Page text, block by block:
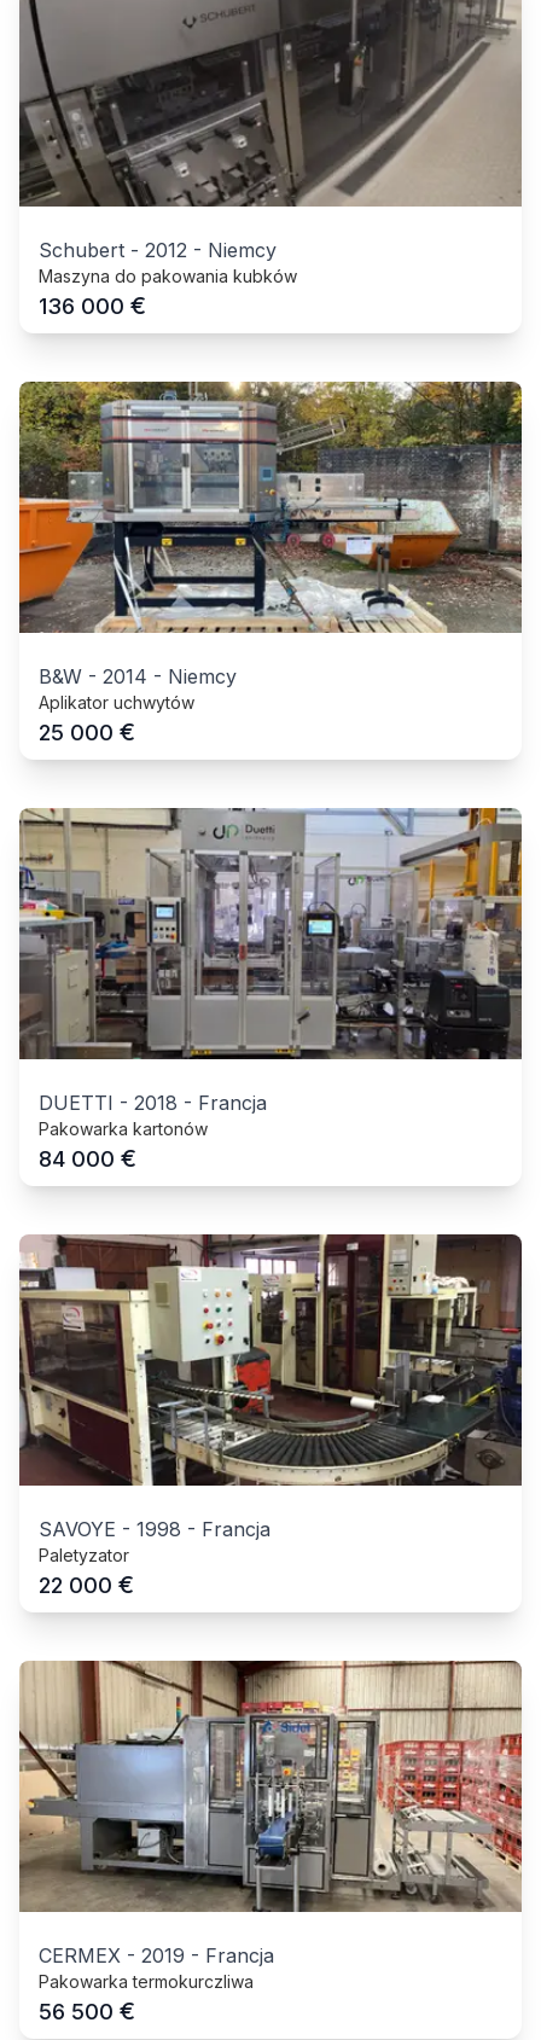
Schubert - 2012 - Niemcy
Maszyna do pakowania kubków
136 000 €
B&W - 2014 - Niemcy
Aplikator uchwytów
25 000 €
DUETTI - 2018 - Francja
Pakowarka kartonów
84 000 €
SAVOYE - 1998 - Francja
Paletyzator
22 000 €
CERMEX - 2019 - Francja
Pakowarka termokurczliwa
56 500 €